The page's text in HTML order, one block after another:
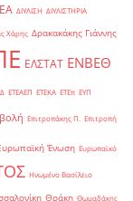
ΔΙΥΛΙΣΗ ΔΙΥΛΙΣΤΗΡΙΑ
Χάρης Δρακακάκης Γιάννης
ΕΛΣΤΑΤ ΕΝΒΕΘ
ΕΤΕΑΕΠ ΕΤΕΚΑ ΕΤΕπ ΕΥΠ
Επιτροπάκης Π. Επιτροπή
Ένωση Ευρωπαϊκό
Ηνωμένο Βασίλειο
Θράκη Θωμαδάκης